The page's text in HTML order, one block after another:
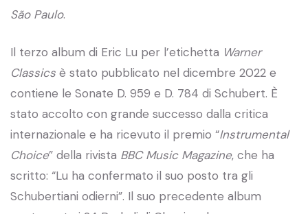
São Paulo.
Il terzo album di Eric Lu per l’etichetta Warner
Classics è stato pubblicato nel dicembre 2022 e
contiene le Sonate D. 959 e D. 784 di Schubert. È
stato accolto con grande successo dalla critica
internazionale e ha ricevuto il premio “Instrumental
Choice” della rivista BBC Music Magazine, che ha
scritto: “Lu ha confermato il suo posto tra gli
Schubertiani odierni”. Il suo precedente album